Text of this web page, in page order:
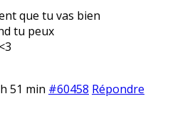
que tu vas bien
tu peux
51 min #60458 Répondre